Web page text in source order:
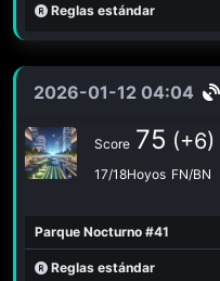
Reglas estándar
2026-01-12 04:04
Score 75 (+6)
17/18Hoyos FN/BN
Parque Nocturno #41
Reglas estándar